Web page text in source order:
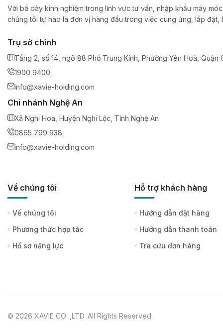
Với bề dày kinh nghiệm trong lĩnh vực tư vấn, nhập khẩu máy
chúng tôi tự hào là đơn vị hàng đầu trong việc cung ứng, lắp đặt,
Trụ sở chính
Tầng 2, số 14, ngõ 88 Phố Trung Kính, Phường Yên Hoà, Quận
1900 9400
info@xavie-holding.com
Chi nhánh Nghệ An
Xã Nghi Hoa, Huyện Nghi Lộc, Tỉnh Nghệ An
0865 799 938
info@xavie-holding.com
Về chúng tôi
Về chúng tôi
Phương thức hợp tác
Hồ sơ năng lực
Hỗ trợ khách hàng
Hướng dẫn đặt hàng
Hướng dẫn thanh toán
Tra cứu đơn hàng
© 2026 XAVIE CO .,LTD. All Rights Reserved.